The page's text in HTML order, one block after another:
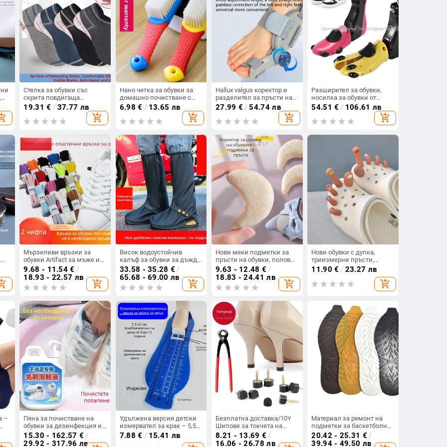
и
Стелка за обувки със
скрита повдигаща
височина, силиконов
дезодориращ слой,
попиване на пот, мека
ударопоглъщане
19.31 € /37.77 лв
add_shopping_cart
Нано четка за обувки за
домашно почистване с
меки и твърди четина,
инструмент за почистване
на бели обувки
6.98 € / 13.65 лв
add_shopping_cart
Hallux valgus коректор и
разделител за пръсти на
краката, модел 006
27.99 € /54.74 лв
add_shopping_cart
Разширител за обувки,
носилка за обувки от
сандалово дърво, високи
ботуши, разширител за
мъже и жени,
универсален, регулируем
54.51 € / 106.61 лв
add_shopping_cart
Мързеливи връзки за
обувки Artifact за мъже и
жени, малки бели обувки,
детски, хлабави, черно-
бели, плоски, с катарама
за връзки за обувки без
9.68 - 11.54 € /
18.93 - 22.57 лв
add_shopping_cart
Висок водоустойчив
калъф за обувки за дъжд
от плетен плат, нов
вграден каишка,
водоустойчив калъф за
обувки за мотоциклет за
33.58 - 35.28 € /
65.68 - 69.00 лв
add_shopping_cart
Нови меки подметки за
пръсти на обувки, половин
размер, за високи токчета,
намаляване на размера
на обувките, против болка,
противоплъзгащи,
на предната част на
стъпалото
9.63 - 12.48 € /
18.83 - 24.41 лв
add_shopping_cart
Нови обувки с дупка,
триизмерни пръсти,
забавни, креативни,
„Направи си сам“,
подвижни, кръстосани,
висококачествени гумени
11.90 € / 23.27 лв
add_shopping_cart
–
Пяна за почистване на
обувки за дезинфекция и
избелване — без четка,
подходяща за мрежести
15.30 - 162.57 € /
29.92 - 317.96 лв
Удължена версия детски
измервател за крак – 5,5–
23 см, измервания в
инчове и сантиметри, UK
7.88 € / 15.41 лв
Безплатна доставка/10Y
Шипове за токчета на
обувки B1P35-Fanyi Обувки
с висок ток Ремонт на
8.21 - 13.69 € /
16.06 - 26.78 лв
Материал за ремонт на
подметки за баскетболни
обувки, ремонт на
подметки, говеждо
20.42 - 25.31 € /
39.94 - 49.50 лв